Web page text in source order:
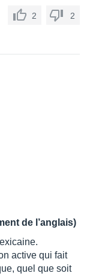
2 2
de l’anglais)
active qui fait
quel que soit